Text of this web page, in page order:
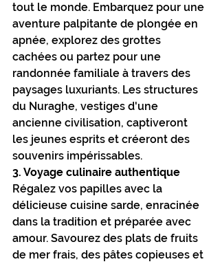
tout le monde. Embarquez pour une
aventure palpitante de plongée en
apnée, explorez des grottes
cachées ou partez pour une
randonnée familiale à travers des
paysages luxuriants. Les structures
du Nuraghe, vestiges d'une
ancienne civilisation, captiveront
les jeunes esprits et créeront des
souvenirs impérissables.
3. Voyage culinaire authentique
Régalez vos papilles avec la
délicieuse cuisine sarde, enracinée
dans la tradition et préparée avec
amour. Savourez des plats de fruits
de mer frais, des pâtes copieuses et